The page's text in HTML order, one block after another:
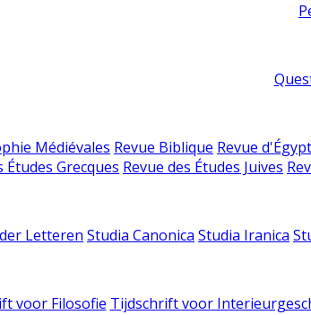
Médiévales Revue Biblique Revue
Études Grecques Revue des Études Juives
Letteren Studia Canonica Studia Iranica
voor Filosofie Tijdschrift voor